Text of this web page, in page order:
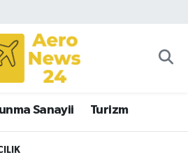
Sanayii Turizm